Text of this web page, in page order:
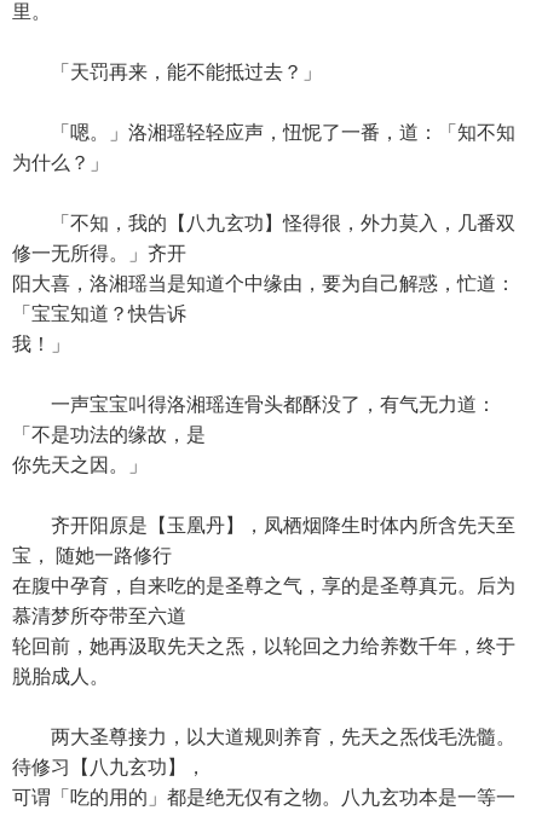
里。
「天罚再来，能不能抵过去？」
「嗯。」洛湘瑶轻轻应声，忸怩了一番，道：「知不知
为什么？」
「不知，我的【八九玄功】怪得很，外力莫入，几番双
修一无所得。」齐开
阳大喜，洛湘瑶当是知道个中缘由，要为自己解惑，忙道：
「宝宝知道？快告诉
我！」
一声宝宝叫得洛湘瑶连骨头都酥没了，有气无力道：
「不是功法的缘故，是
你先天之因。」
齐开阳原是【玉凰丹】，凤栖烟降生时体内所含先天至
宝， 随她一路修行
在腹中孕育，自来吃的是圣尊之气，享的是圣尊真元。后为
慕清梦所夺带至六道
轮回前，她再汲取先天之炁，以轮回之力给养数千年，终于
脱胎成人。
两大圣尊接力，以大道规则养育，先天之炁伐毛洗髓。
待修习【八九玄功】，
可谓「吃的用的」都是绝无仅有之物。八九玄功本是一等一